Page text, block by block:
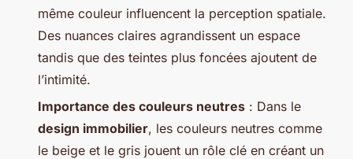
même couleur influencent la perception spatiale.
Des nuances claires agrandissent un espace
tandis que des teintes plus foncées ajoutent de
l’intimité.
Importance des couleurs neutres : Dans le
design immobilier, les couleurs neutres comme
le beige et le gris jouent un rôle clé en créant un